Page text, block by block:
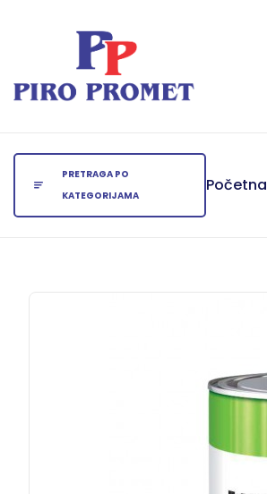
PRETRAGA PO
KATEGORIJAMA
Početna